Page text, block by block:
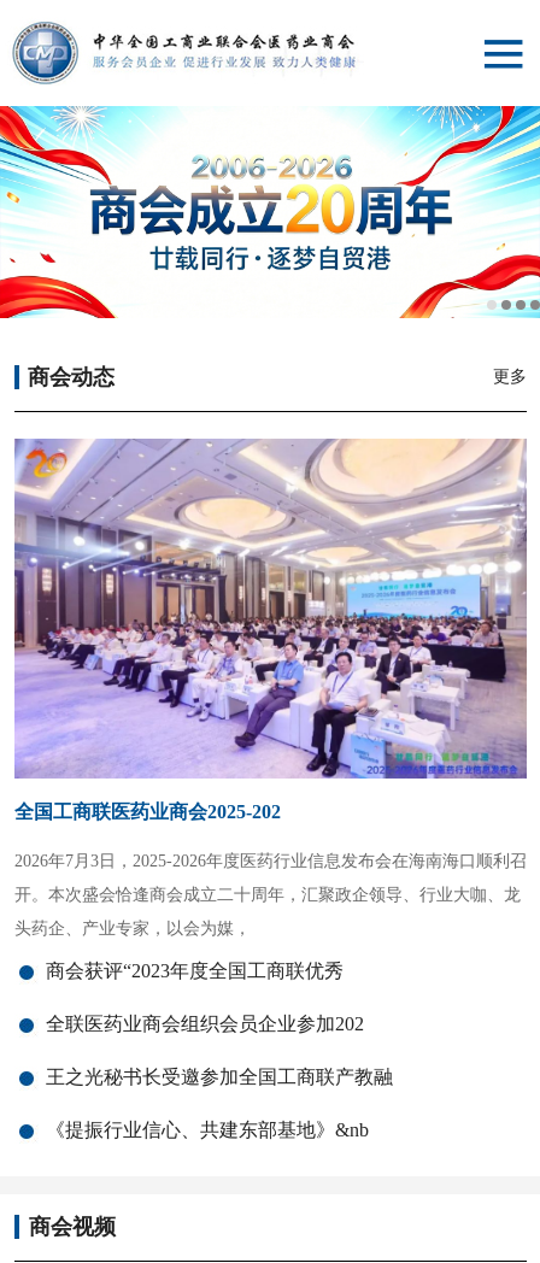
商会介绍
党建工作
商会动态
专家委员会
品牌活动
商业合作
商会动态 更多
全国工商联医药业商会2025-202
2026年7月3日，2025-2026年度医药行业信息发布会在海南海口顺利召
开。本次盛会恰逢商会成立二十周年，汇聚政企领导、行业大咖、龙
头药企、产业专家，以会为媒，
商会获评“2023年度全国工商联优秀
全联医药业商会组织会员企业参加202
王之光秘书长受邀参加全国工商联产教融
《提振行业信心、共建东部基地》&nb
商会视频